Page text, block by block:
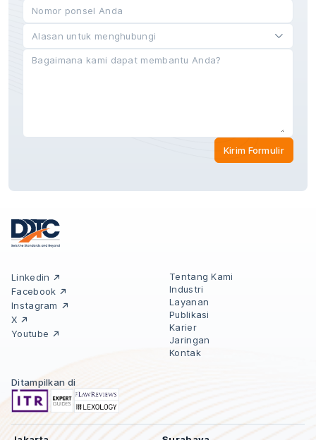
Kirim Formulir
Linkedin
Facebook
Instagram
X
Youtube
Tentang Kami
Industri
Layanan
Publikasi
Karier
Jaringan
Kontak
Ditampilkan di